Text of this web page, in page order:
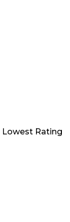
Lowest Rating